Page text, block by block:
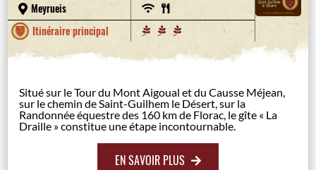
Meyrueis
Itinéraire principal
Situé sur le Tour du Mont Aigoual et du Causse Méjean,
sur le chemin de Saint-Guilhem le Désert, sur la
Randonnée équestre des 160 km de Florac, le gîte « La
Draille » constitue une étape incontournable.
EN SAVOIR PLUS